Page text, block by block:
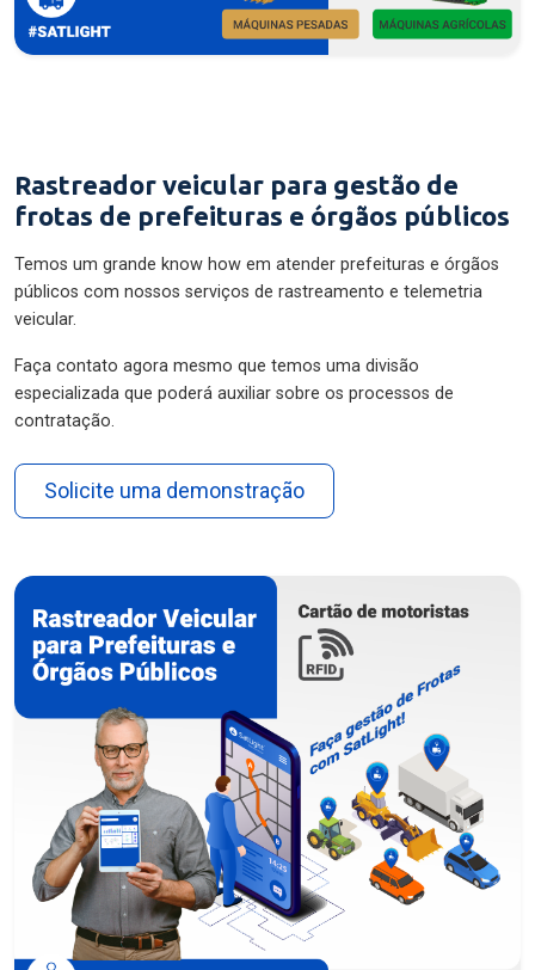
Rastreador veicular para gestão de
frotas de prefeituras e órgãos públicos
Temos um grande know how em atender prefeituras e órgãos
públicos com nossos serviços de rastreamento e telemetria
veicular.
Faça contato agora mesmo que temos uma divisão
especializada que poderá auxiliar sobre os processos de
contratação.
Solicite uma demonstração